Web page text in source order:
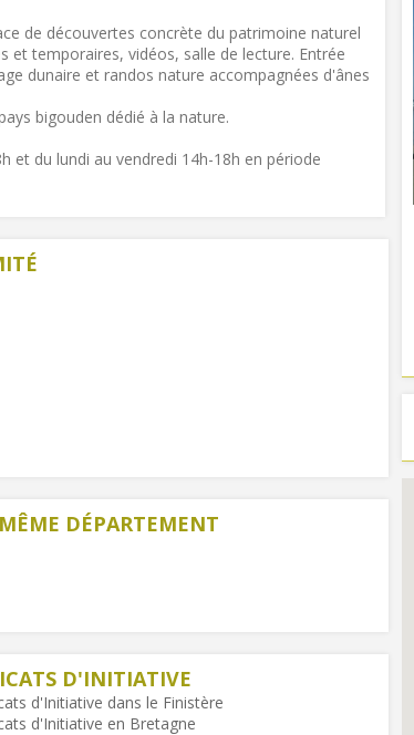
de découvertes concrète du patrimoine naturel
et temporaires, vidéos, salle de lecture. Entrée
dunaire et randos nature accompagnées d'ânes
bigouden dédié à la nature.
et du lundi au vendredi 14h-18h en période
DÉPARTEMENT
D'INITIATIVE
d'Initiative dans le Finistère
d'Initiative en Bretagne